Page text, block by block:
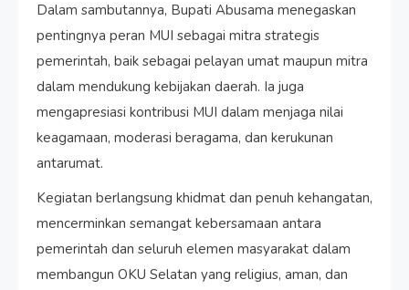
Dalam sambutannya, Bupati Abusama menegaskan
pentingnya peran MUI sebagai mitra strategis
pemerintah, baik sebagai pelayan umat maupun mitra
dalam mendukung kebijakan daerah. Ia juga
mengapresiasi kontribusi MUI dalam menjaga nilai
keagamaan, moderasi beragama, dan kerukunan
antarumat.
Kegiatan berlangsung khidmat dan penuh kehangatan,
mencerminkan semangat kebersamaan antara
pemerintah dan seluruh elemen masyarakat dalam
membangun OKU Selatan yang religius, aman, dan